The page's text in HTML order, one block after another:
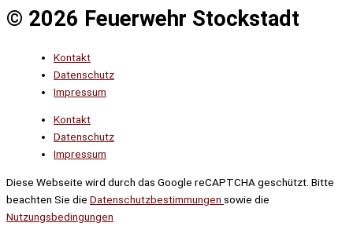
© 2026 Feuerwehr Stockstadt
Kontakt
Datenschutz
Impressum
Kontakt
Datenschutz
Impressum
Diese Webseite wird durch das Google reCAPTCHA geschützt. Bitte
beachten Sie die Datenschutzbestimmungen sowie die
Nutzungsbedingungen